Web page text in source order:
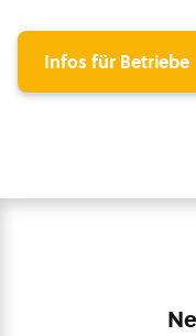
Infos für Betriebe